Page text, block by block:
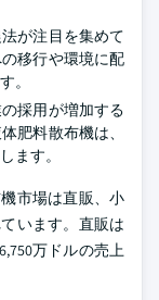
が注目を集めて
移行や環境に配
。
採用が増加する
肥料散布機は、
ます。
市場は直販、小
います。直販は
万ドルの売上